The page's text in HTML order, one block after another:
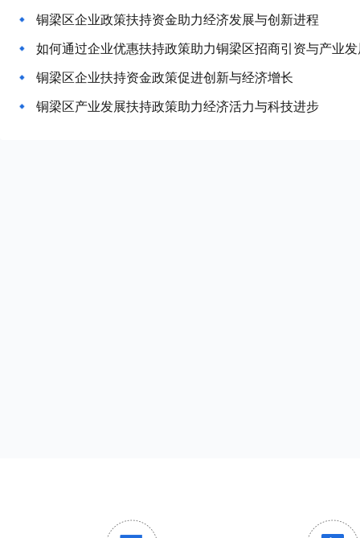
铜梁区企业政策扶持资金助力经济发展与创新进程
如何通过企业优惠扶持政策助力铜梁区招商引资与产业
铜梁区企业扶持资金政策促进创新与经济增长
铜梁区产业发展扶持政策助力经济活力与科技进步